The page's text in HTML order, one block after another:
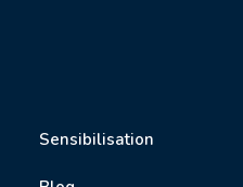
Sensibilisation